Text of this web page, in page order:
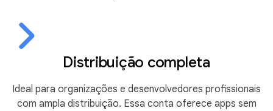
Distribuição completa
Ideal para organizações e desenvolvedores profissionais
com ampla distribuição. Essa conta oferece apps sem